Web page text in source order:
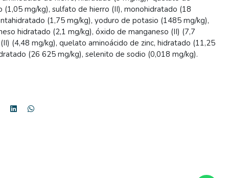
(1,05 mg/kg), sulfato de hierro (II), monohidratado (18
(1,75 mg/kg), yoduro de potasio (1485 mg/kg),
hidratado (2,1 mg/kg), óxido de manganeso (II) (7,7
(4,48 mg/kg), quelato aminoácido de zinc, hidratado (11,25
(26 625 mg/kg), selenito de sodio (0,018 mg/kg).